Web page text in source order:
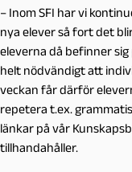
– Inom SFI har vi
nya elever så fort det
eleverna då befinner
helt nödvändigt att
veckan får därför
repetera t.ex.
länkar på vår
tillhandahåller.